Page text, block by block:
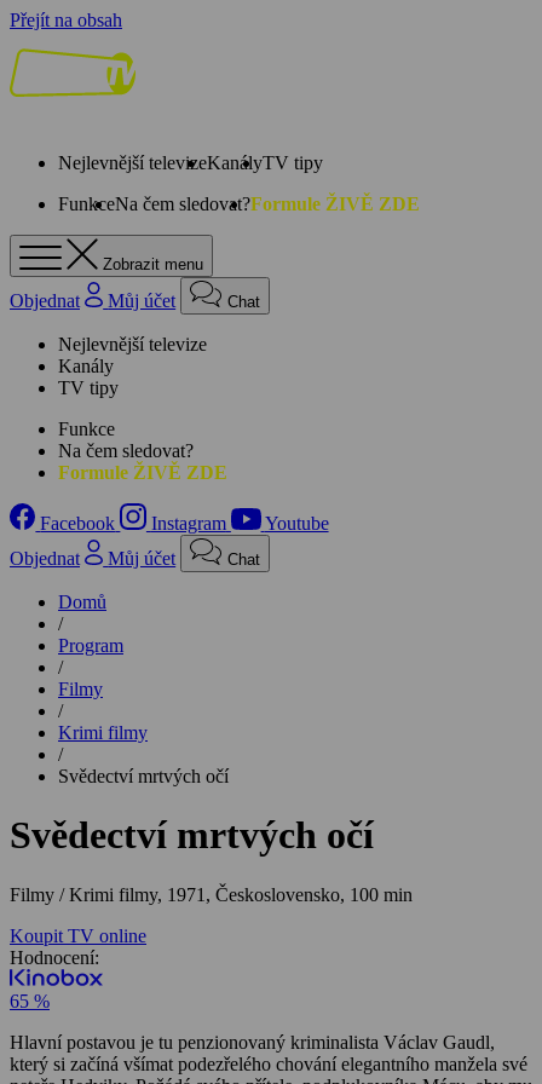
Přejít na obsah
Nejlevnější televizeKanályTV tipy
FunkceNa čem sledovat?Formule ŽIVĚ ZDE
Zobrazit menu
Objednat Můj účet Chat
Nejlevnější televize
Kanály
TV tipy
Funkce
Na čem sledovat?
Formule ŽIVĚ ZDE
Facebook Instagram
Youtube
Objednat
Můj účet Chat
Domů
/
Program
/
Filmy
/
Krimi filmy
/
Svědectví mrtvých očí
Svědectví mrtvých očí
Filmy / Krimi filmy, 1971, Československo, 100 min
Koupit TV online
Hodnocení:
65 %
Hlavní postavou je tu penzionovaný kriminalista Václav Gaudl,
který si začíná všímat podezřelého chování elegantního manžela své